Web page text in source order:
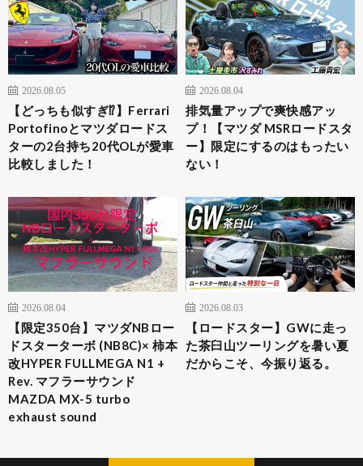
2026.08.05
【どっちも似すぎ⁉︎】Ferrari
Portofinoとマツダロードス
ターの2台持ち20代OLが愛車
比較しました！
2026.08.04
排気量アップで爽快感アッ
プ！【マツダ MSRロードスタ
ー】限定にするのはもったい
ない！
2026.08.04
​【限定350台】マツダNBロー
ドスターターボ (NB8C)× 柿本
改HYPER FULLMEGA N1 +
Rev. マフラーサウンド
MAZDA MX-5 turbo
exhaust sound
2026.08.03
【ロードスター】GWに走っ
た茶臼山ツーリングを暑い夏
だからこそ、今振り返る。